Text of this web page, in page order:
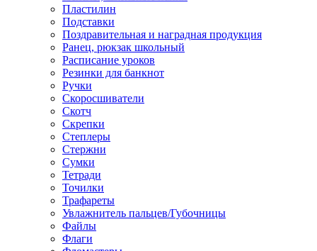
Пластилин
Подставки
Поздравительная и наградная продукция
Ранец, рюкзак школьный
Расписание уроков
Резинки для банкнот
Ручки
Скоросшиватели
Скотч
Скрепки
Степлеры
Стержни
Сумки
Тетради
Точилки
Трафареты
Увлажнитель пальцев/Губочницы
Файлы
Флаги